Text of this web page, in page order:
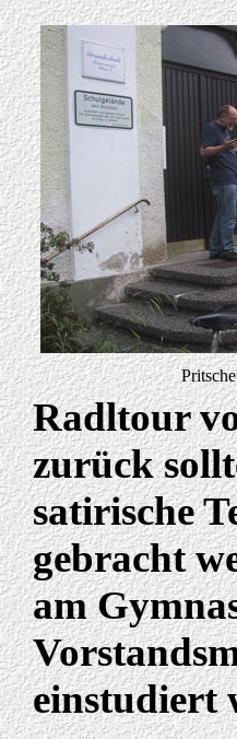
Radltour
zurück
satirische
gebracht
am
einstudiert